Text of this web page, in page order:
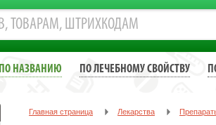
ПО НАЗВАНИЮ ПО ЛЕЧЕБНОМУ СВОЙСТВУ
Главная страница Лекарства